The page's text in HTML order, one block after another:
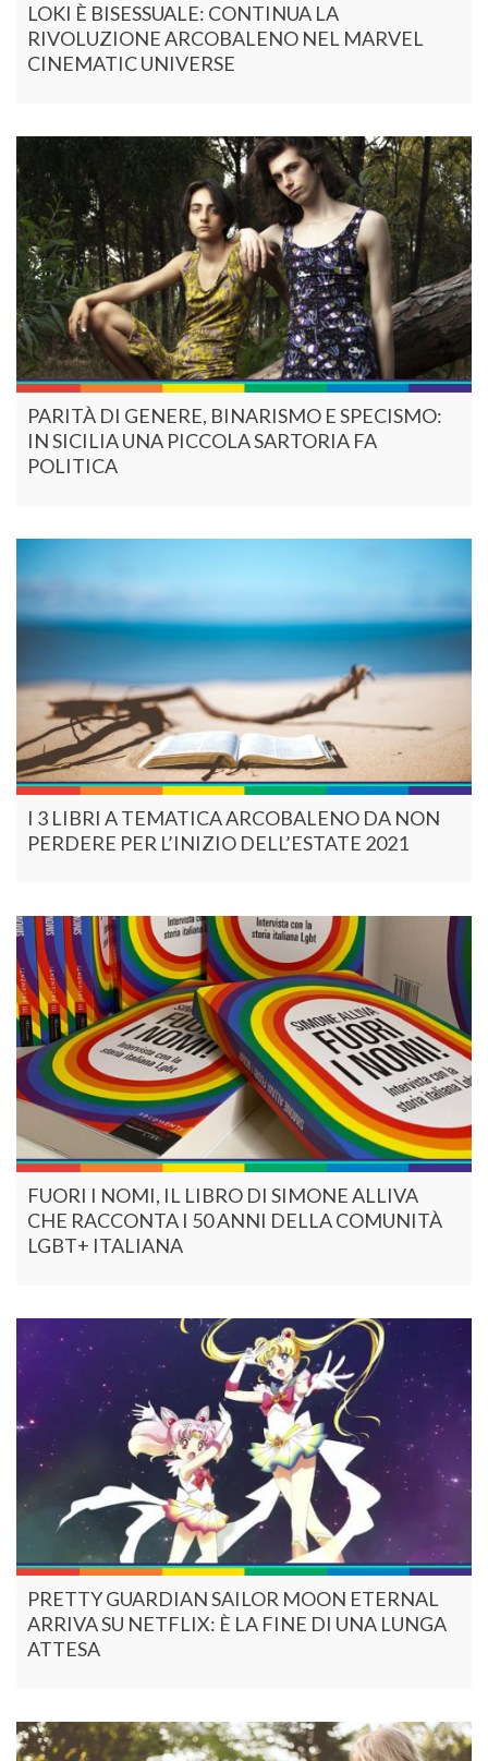
LOKI È BISESSUALE: CONTINUA LA
RIVOLUZIONE ARCOBALENO NEL MARVEL
CINEMATIC UNIVERSE
PARITÀ DI GENERE, BINARISMO E SPECISMO:
IN SICILIA UNA PICCOLA SARTORIA FA
POLITICA
I 3 LIBRI A TEMATICA ARCOBALENO DA NON
PERDERE PER L’INIZIO DELL’ESTATE 2021
FUORI I NOMI, IL LIBRO DI SIMONE ALLIVA
CHE RACCONTA I 50 ANNI DELLA COMUNITÀ
LGBT+ ITALIANA
PRETTY GUARDIAN SAILOR MOON ETERNAL
ARRIVA SU NETFLIX: È LA FINE DI UNA LUNGA
ATTESA